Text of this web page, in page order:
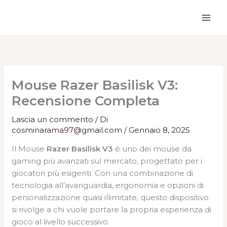
Mouse Razer Basilisk V3:
Recensione Completa
Lascia un commento / Di
cosminarama97@gmail.com/Gennaio 8, 2025
Il Mouse Razer Basilisk V3 è uno dei mouse da
gaming più avanzati sul mercato, progettato per i
giocatori più esigenti. Con una combinazione di
tecnologia all’avanguardia, ergonomia e opzioni di
personalizzazione quasi illimitate, questo dispositivo
si rivolge a chi vuole portare la propria esperienza di
gioco al livello successivo.